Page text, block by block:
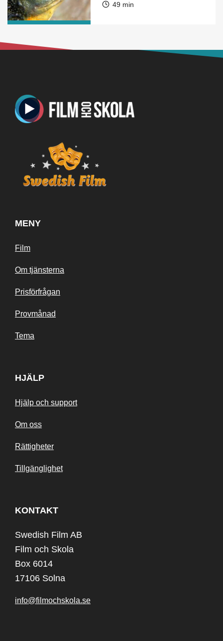
49 min
MENY
Film
Om tjänsterna
Prisförfrågan
Provmånad
Tema
HJÄLP
Hjälp och support
Om oss
Rättigheter
Tillgänglighet
KONTAKT
Swedish Film AB
Film och Skola
Box 6014
17106 Solna
info@filmochskola.se